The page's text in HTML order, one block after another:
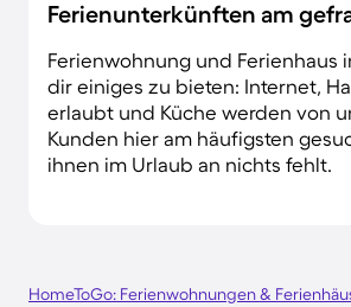
Ferienunterkünften am
Ferienwohnung und Ferienhaus
dir einiges zu bieten: Internet,
erlaubt und Küche werden von
Kunden hier am häufigsten
ihnen im Urlaub an nichts fehlt.
HomeToGo: Ferienwohnungen &